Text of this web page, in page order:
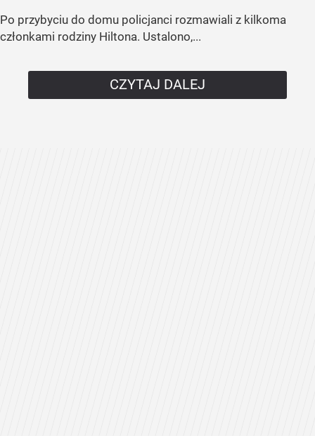
Po przybyciu do domu policjanci rozmawiali z kilkoma
członkami rodziny Hiltona. Ustalono,...
CZYTAJ DALEJ